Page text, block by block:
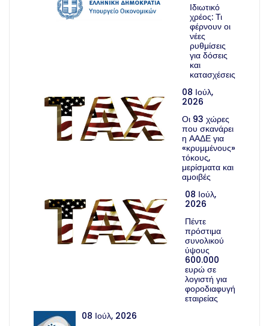
Ιδιωτικό
χρέος: Τι
φέρνουν οι
νέες
ρυθμίσεις
για δόσεις
και
κατασχέσεις
08 Ιούλ,
2026
Οι 93 χώρες
που σκανάρει
η ΑΑΔΕ για
«κρυμμένους»
τόκους,
μερίσματα και
αμοιβές
08 Ιούλ,
2026
Πέντε
πρόστιμα
συνολικού
ύψους
600.000
ευρώ σε
λογιστή για
φοροδιαφυγή
εταιρείας
08 Ιούλ, 2026